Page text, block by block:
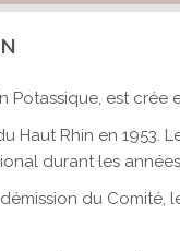
Potassique, est crée
Haut Rhin en 1953.
durant les
du Comité,